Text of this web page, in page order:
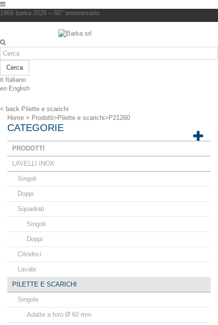
1966 barka 2026 – 60° anniversario
Cerca
it Italiano
en English
< back Pilette e scarichi
Home > Prodotti> Pilette e scarichi> P21260
CATEGORIE
PRODOTTI
LAVELLI INOX
Singoli
Doppi
Squadrati
Singoli
Doppi
Cilindrici
Lavabi
PILETTE E SCARICHI
Singole
Adatte a foro Ø 60 mm